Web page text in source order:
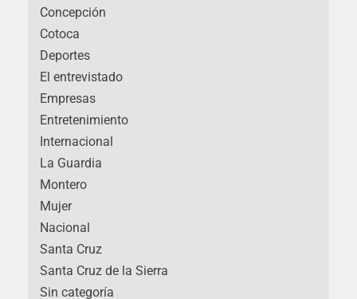
Concepción
Cotoca
Deportes
El entrevistado
Empresas
Entretenimiento
Internacional
La Guardia
Montero
Mujer
Nacional
Santa Cruz
Santa Cruz de la Sierra
Sin categoría